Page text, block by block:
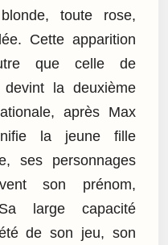
toute rose,
Cette apparition
que celle de
la deuxième
après Max
la jeune fille
ses personnages
son prénom,
large capacité
de son jeu, son